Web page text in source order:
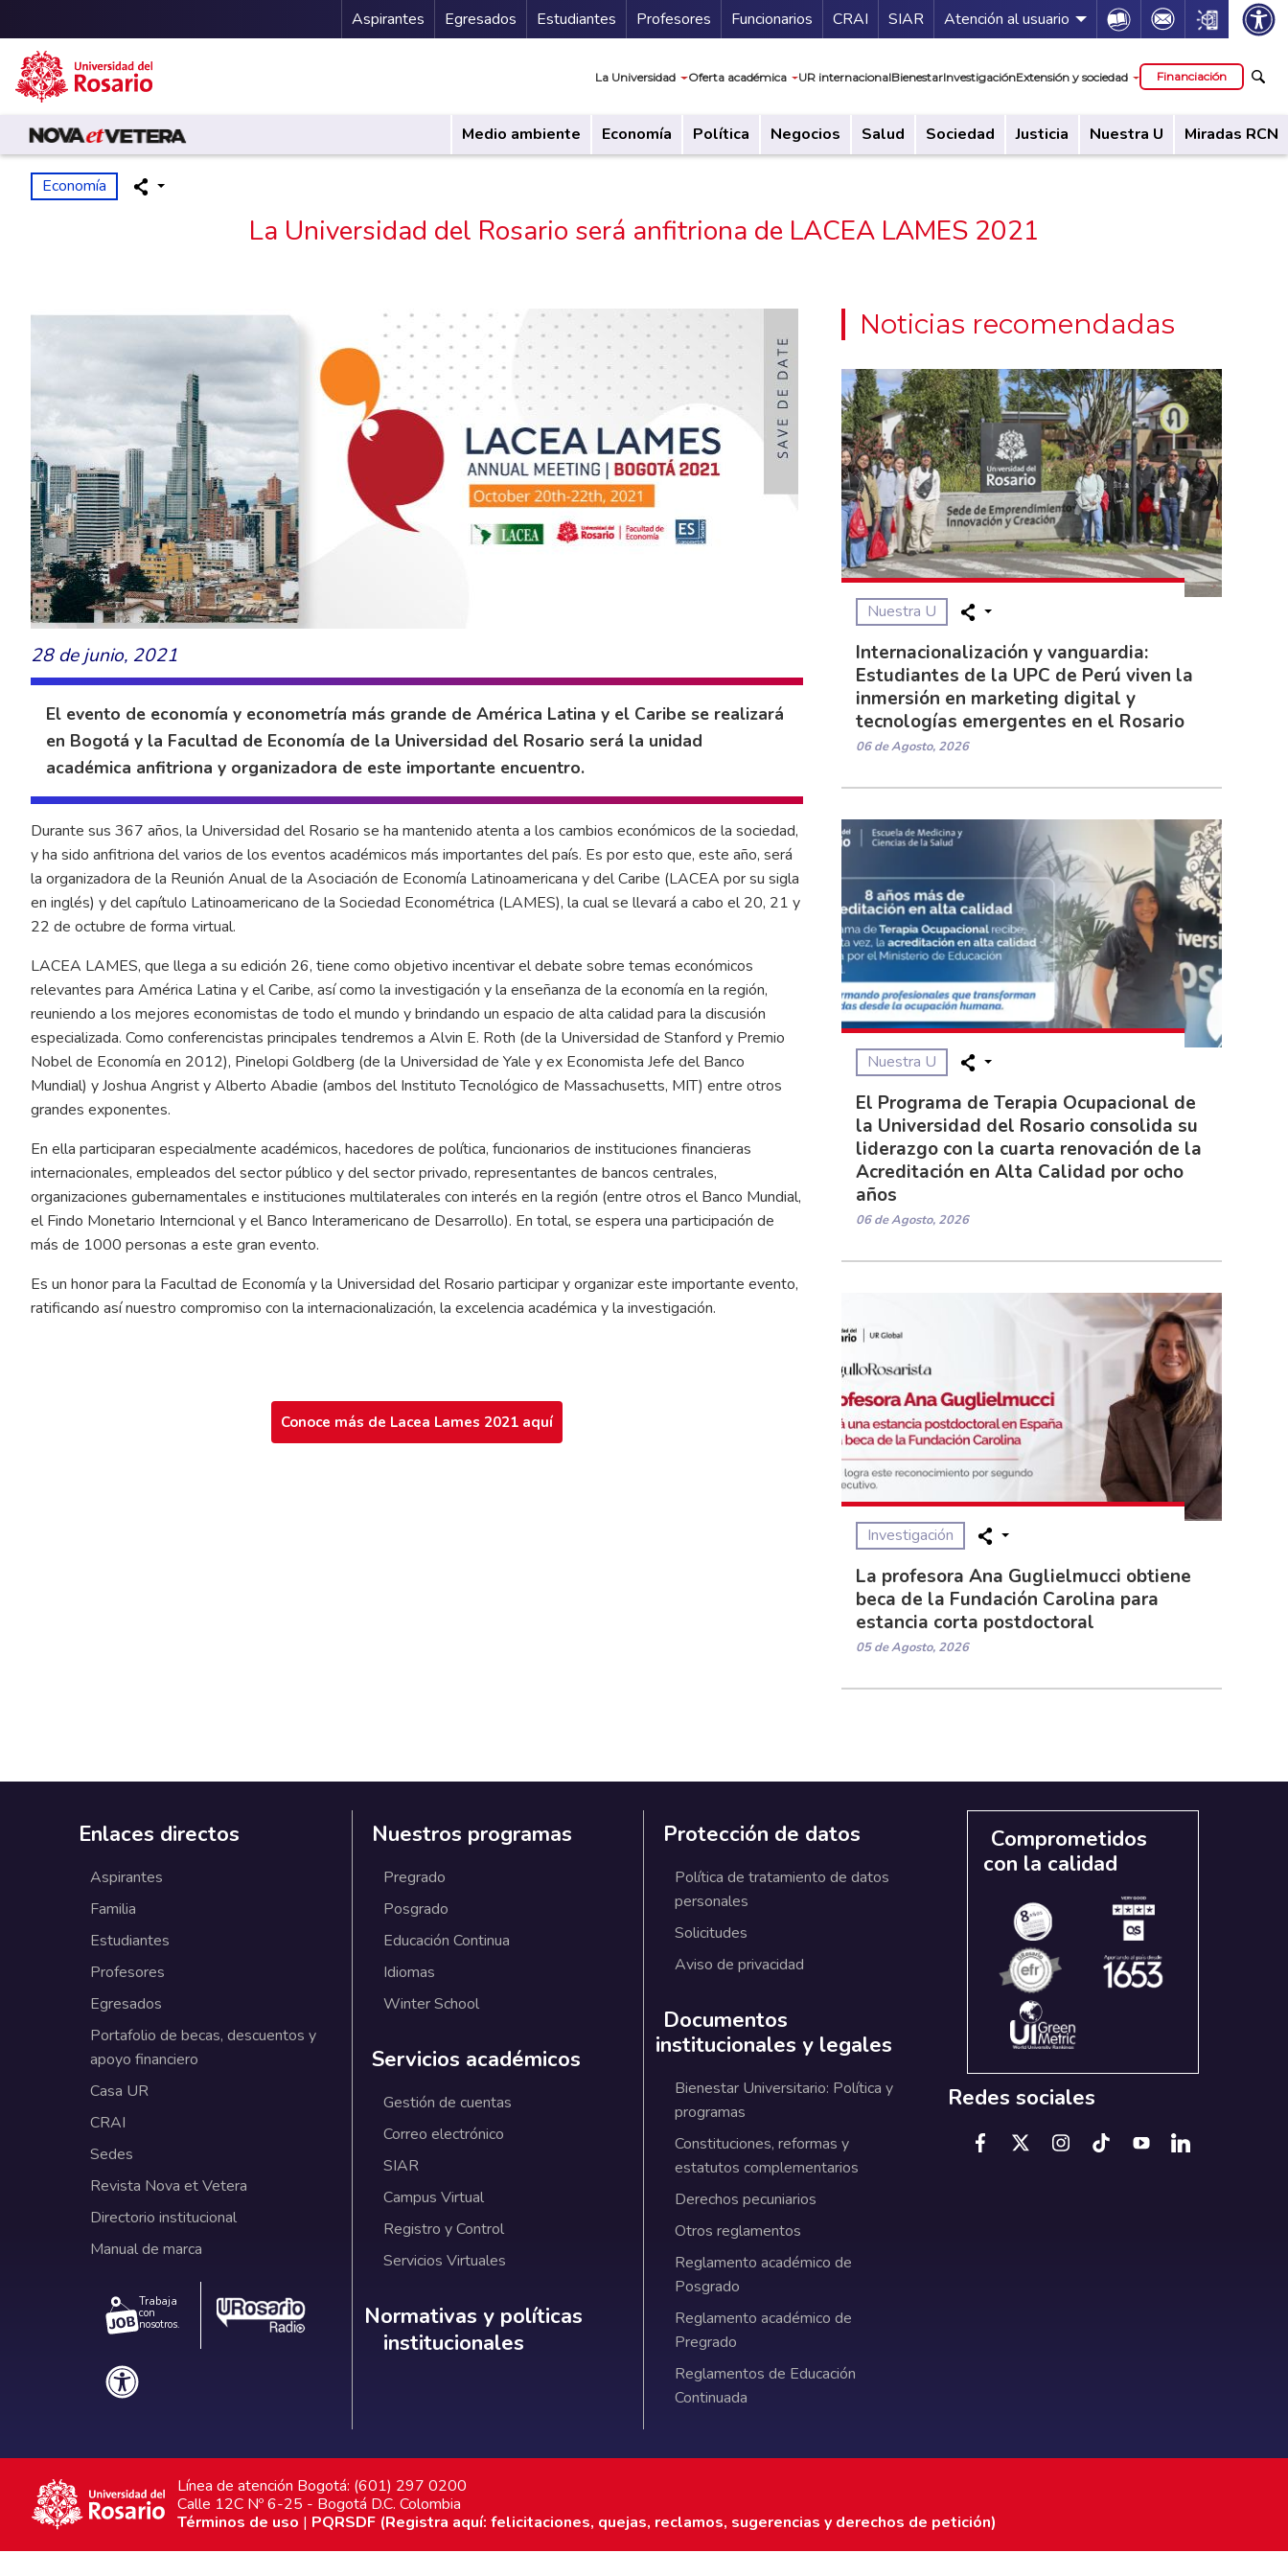
Pasar al contenido principal
Menu Secundario
Aspirantes Egresados Estudiantes Profesores Funcionarios Guía de servicios
CRAI SIAR Atención al usuario Icon Icon Icon
La Universidad Oferta académica UR internacionalBienestarInvestigaciónExtensión y sociedad Financiación
Medio ambiente Economía Política Negocios Salud Sociedad Justicia Nuestra U Miradas RCN
Economía
La Universidad del Rosario será anfitriona de LACEA LAMES 2021
28 de junio, 2021
El evento de economía y econometría más grande de América Latina y el Caribe se realizará
en Bogotá y la Facultad de Economía de la Universidad del Rosario será la unidad
académica anfitriona y organizadora de este importante encuentro.
Durante sus 367 años, la Universidad del Rosario se ha mantenido atenta a los cambios económicos de la sociedad,
y ha sido anfitriona del varios de los eventos académicos más importantes del país. Es por esto que, este año, será
la organizadora de la Reunión Anual de la Asociación de Economía Latinoamericana y del Caribe (LACEA por su sigla
en inglés) y del capítulo Latinoamericano de la Sociedad Econométrica (LAMES), la cual se llevará a cabo el 20, 21 y
22 de octubre de forma virtual.
LACEA LAMES, que llega a su edición 26, tiene como objetivo incentivar el debate sobre temas económicos
relevantes para América Latina y el Caribe, así como la investigación y la enseñanza de la economía en la región,
reuniendo a los mejores economistas de todo el mundo y brindando un espacio de alta calidad para la discusión
especializada. Como conferencistas principales tendremos a Alvin E. Roth (de la Universidad de Stanford y Premio
Nobel de Economía en 2012), Pinelopi Goldberg (de la Universidad de Yale y ex Economista Jefe del Banco
Mundial) y Joshua Angrist y Alberto Abadie (ambos del Instituto Tecnológico de Massachusetts, MIT) entre otros
grandes exponentes.
En ella participaran especialmente académicos, hacedores de política, funcionarios de instituciones financieras
internacionales, empleados del sector público y del sector privado, representantes de bancos centrales,
organizaciones gubernamentales e instituciones multilaterales con interés en la región (entre otros el Banco Mundial,
el Findo Monetario Interncional y el Banco Interamericano de Desarrollo). En total, se espera una participación de
más de 1000 personas a este gran evento.
Es un honor para la Facultad de Economía y la Universidad del Rosario participar y organizar este importante evento,
ratificando así nuestro compromiso con la internacionalización, la excelencia académica y la investigación.
Conoce más de Lacea Lames 2021 aquí
Noticias recomendadas
Nuestra U
Internacionalización y vanguardia:
Estudiantes de la UPC de Perú viven la
inmersión en marketing digital y
tecnologías emergentes en el Rosario
06 de Agosto, 2026
Nuestra U
El Programa de Terapia Ocupacional de
la Universidad del Rosario consolida su
liderazgo con la cuarta renovación de la
Acreditación en Alta Calidad por ocho
años
06 de Agosto, 2026
Investigación
La profesora Ana Guglielmucci obtiene
beca de la Fundación Carolina para
estancia corta postdoctoral
05 de Agosto, 2026
Enlaces directos
Aspirantes
Familia
Estudiantes
Profesores
Egresados
Portafolio de becas, descuentos y
apoyo financiero
Casa UR
CRAI
Sedes
Revista Nova et Vetera
Directorio institucional
Manual de marca
Trabaja
con
nosotros.
Nuestros programas
Pregrado
Posgrado
Educación Continua
Idiomas
Winter School
Servicios académicos
Gestión de cuentas
Correo electrónico
SIAR
Campus Virtual
Registro y Control
Servicios Virtuales
Normativas y políticas institucionales
Normativas y políticas
institucionales
Protección de datos
Política de tratamiento de datos
personales
Solicitudes
Aviso de privacidad
Documentos
institucionales y legales
Bienestar Universitario: Política y
programas
Constituciones, reformas y
estatutos complementarios
Derechos pecuniarios
Otros reglamentos
Reglamento académico de
Posgrado
Reglamento académico de
Pregrado
Reglamentos de Educación
Continuada
Comprometidos
con la calidad
Redes sociales
Línea de atención Bogotá: (601) 297 0200
Calle 12C Nº 6-25 - Bogotá D.C. Colombia
Términos de uso | PQRSDF (Registra aquí: felicitaciones, quejas, reclamos, sugerencias y derechos de petición)